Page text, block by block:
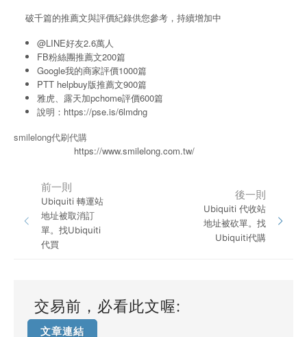
破千篇的推薦文與評價紀錄供您參考，持續增加中
@LINE好友2.6萬人
FB粉絲團推薦文200篇
Google我的商家評價1000篇
PTT helpbuy版推薦文900篇
雅虎、露天加pchome評價600篇
說明： https://pse.is/6lmdng
smilelong代刷代購
https://www.smilelong.com.tw/
前一則
Ubiquiti 轉運站
地址被取消訂
單。找Ubiquiti
代買
後一則
Ubiquiti 代收站
地址被砍單。找
Ubiquiti代購
交易前，必看此文喔:
文章連結